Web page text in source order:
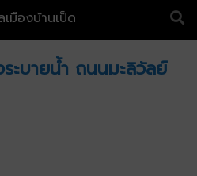
เมืองบ้านเป็ด
ะบายน้ำ ถนนมะลิวัลย์